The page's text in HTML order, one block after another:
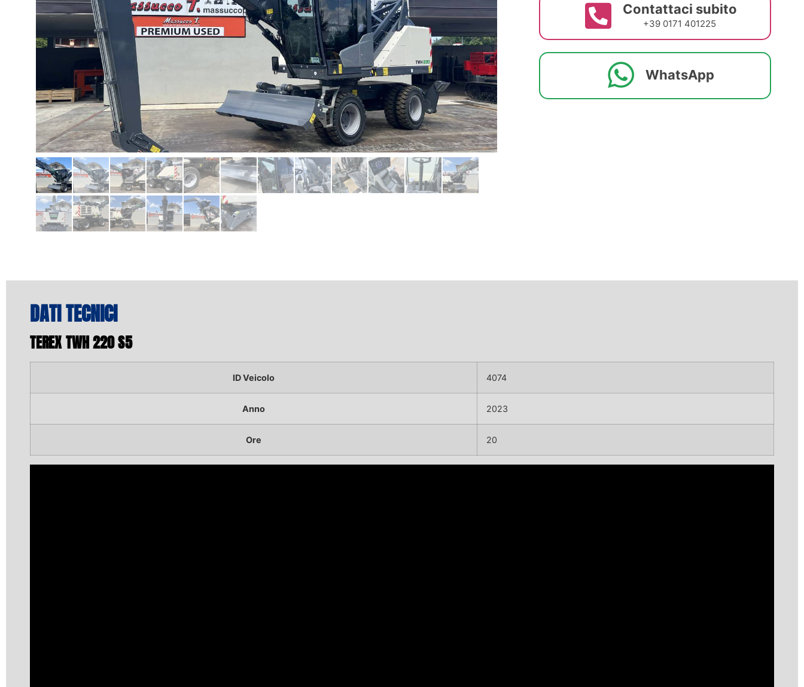
Contattaci subito
+39 0171 401225
WhatsApp
DATI TECNICI
TEREX TWH 220 S5
ID Veicolo 4074
Anno 2023
Ore 20